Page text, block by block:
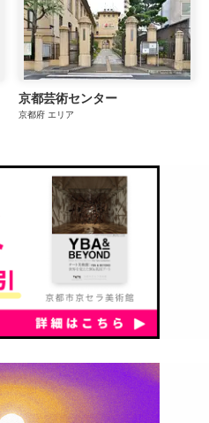
京都芸術センター
京都府 エリア